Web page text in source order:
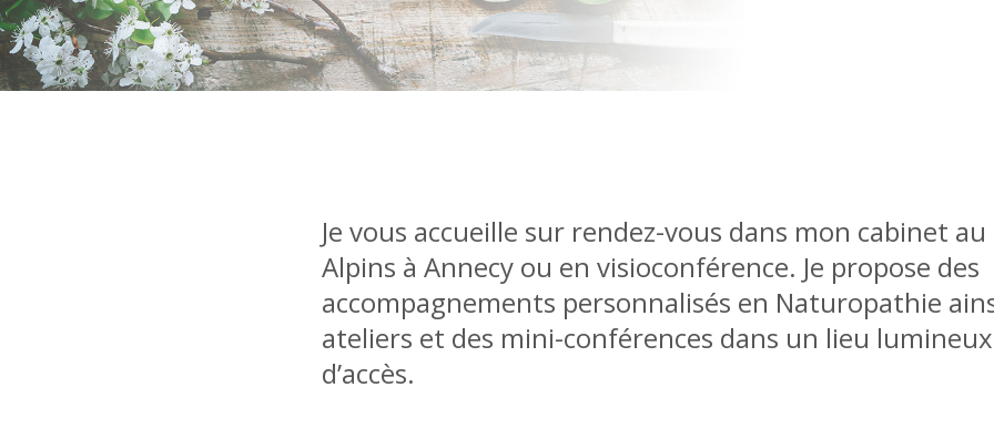
Je vous accueille sur rendez-vous dans mon cabinet
Alpins à Annecy ou en visioconférence. Je propose des
accompagnements personnalisés en Naturopathie
ateliers et des mini-conférences dans un lieu
d’accès.